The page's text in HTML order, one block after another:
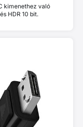
kimenethez való
HDR 10 bit.